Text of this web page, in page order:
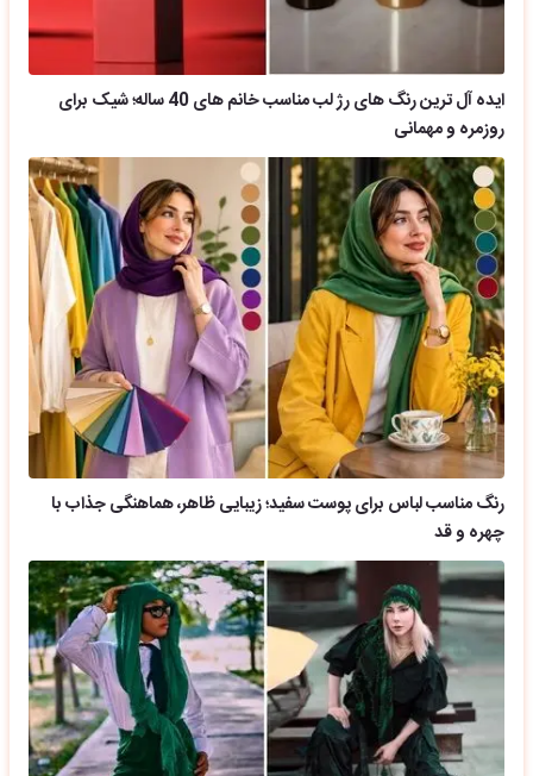
ایده آل ترین رنگ های رژ لب مناسب خانم های 40 ساله؛ شیک برای
روزمره و مهمانی
رنگ مناسب لباس برای پوست سفید؛ زیبایی ظاهر، هماهنگی جذاب با
چهره و قد